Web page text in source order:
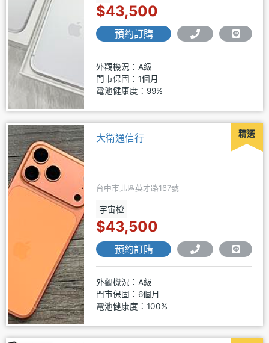
$43,500
預約訂購
外觀機況：A級
門市保固：1個月
電池健康度：99%
精選
大衛通信行
台中市北區英才路167號
宇宙橙
$43,500
預約訂購
外觀機況：A級
門市保固：6個月
電池健康度：100%